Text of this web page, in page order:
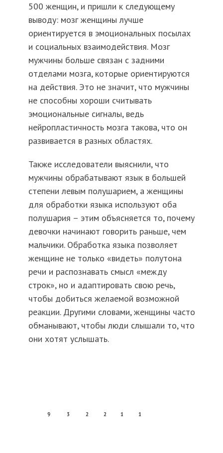
500 женщин, и пришли к следующему
выводу: мозг женщины лучше
ориентируется в эмоциональных посылах
и социальных взаимодействия. Мозг
мужчины больше связан с задними
отделами мозга, которые ориентируются
на действия. Это не значит, что мужчины
не способны хороши считывать
эмоциональные сигналы, ведь
нейропластичность мозга такова, что он
развивается в разных областях.
Также исследователи выяснили, что
мужчины обрабатывают язык в большей
степени левым полушарием, а женщины
для обработки языка используют оба
полушария – этим объясняется то, почему
девочки начинают говорить раньше, чем
мальчики. Обработка языка позволяет
женщине не только «видеть» полутона
речи и распознавать смысл «между
строк», но и адаптировать свою речь,
чтобы добиться желаемой возможной
реакции. Другими словами, женщины часто
обманывают, чтобы люди слышали то, что
они хотят услышать.
9 3 2 2 1 1